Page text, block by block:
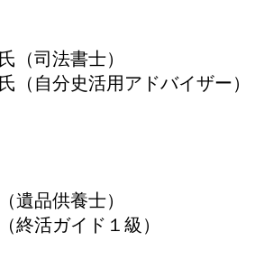
司法書士）
自分史活用アドバイザー）
品供養士）
活ガイド１級）